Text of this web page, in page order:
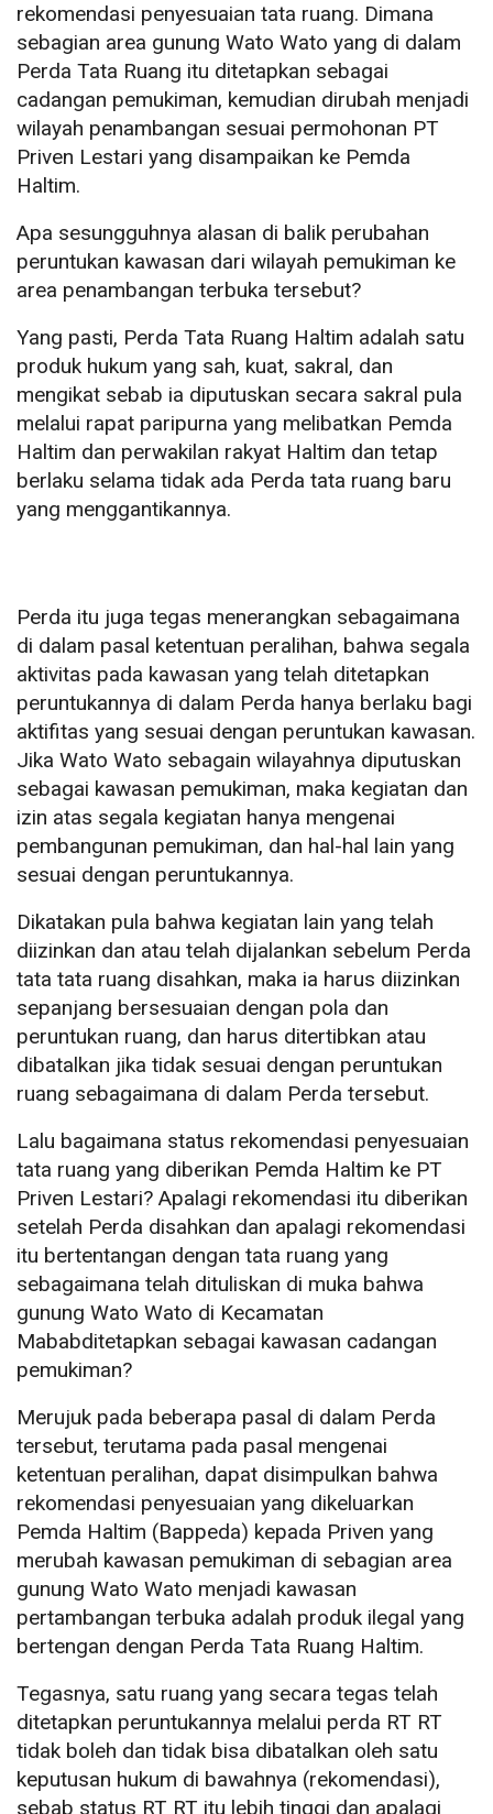
rekomendasi penyesuaian tata ruang. Dimana
sebagian area gunung Wato Wato yang di dalam
Perda Tata Ruang itu ditetapkan sebagai
cadangan pemukiman, kemudian dirubah menjadi
wilayah penambangan sesuai permohonan PT
Priven Lestari yang disampaikan ke Pemda
Haltim.
Apa sesungguhnya alasan di balik perubahan
peruntukan kawasan dari wilayah pemukiman ke
area penambangan terbuka tersebut?
Yang pasti, Perda Tata Ruang Haltim adalah satu
produk hukum yang sah, kuat, sakral, dan
mengikat sebab ia diputuskan secara sakral pula
melalui rapat paripurna yang melibatkan Pemda
Haltim dan perwakilan rakyat Haltim dan tetap
berlaku selama tidak ada Perda tata ruang baru
yang menggantikannya.
Perda itu juga tegas menerangkan sebagaimana
di dalam pasal ketentuan peralihan, bahwa segala
aktivitas pada kawasan yang telah ditetapkan
peruntukannya di dalam Perda hanya berlaku bagi
aktifitas yang sesuai dengan peruntukan kawasan.
Jika Wato Wato sebagain wilayahnya diputuskan
sebagai kawasan pemukiman, maka kegiatan dan
izin atas segala kegiatan hanya mengenai
pembangunan pemukiman, dan hal-hal lain yang
sesuai dengan peruntukannya.
Dikatakan pula bahwa kegiatan lain yang telah
diizinkan dan atau telah dijalankan sebelum Perda
tata tata ruang disahkan, maka ia harus diizinkan
sepanjang bersesuaian dengan pola dan
peruntukan ruang, dan harus ditertibkan atau
dibatalkan jika tidak sesuai dengan peruntukan
ruang sebagaimana di dalam Perda tersebut.
Lalu bagaimana status rekomendasi penyesuaian
tata ruang yang diberikan Pemda Haltim ke PT
Priven Lestari? Apalagi rekomendasi itu diberikan
setelah Perda disahkan dan apalagi rekomendasi
itu bertentangan dengan tata ruang yang
sebagaimana telah dituliskan di muka bahwa
gunung Wato Wato di Kecamatan
Mababditetapkan sebagai kawasan cadangan
pemukiman?
Merujuk pada beberapa pasal di dalam Perda
tersebut, terutama pada pasal mengenai
ketentuan peralihan, dapat disimpulkan bahwa
rekomendasi penyesuaian yang dikeluarkan
Pemda Haltim (Bappeda) kepada Priven yang
merubah kawasan pemukiman di sebagian area
gunung Wato Wato menjadi kawasan
pertambangan terbuka adalah produk ilegal yang
bertengan dengan Perda Tata Ruang Haltim.
Tegasnya, satu ruang yang secara tegas telah
ditetapkan peruntukannya melalui perda RT RT
tidak boleh dan tidak bisa dibatalkan oleh satu
keputusan hukum di bawahnya (rekomendasi),
sebab status RT RT itu lebih tinggi dan apalagi